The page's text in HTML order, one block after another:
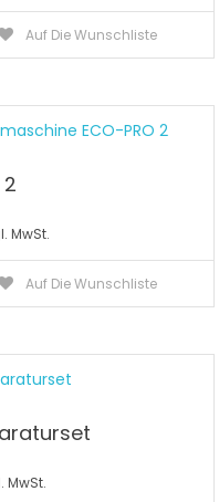
Preis
ist:
Auf Die Wunschliste
MwSt.
Auf Die Wunschliste
MwSt.